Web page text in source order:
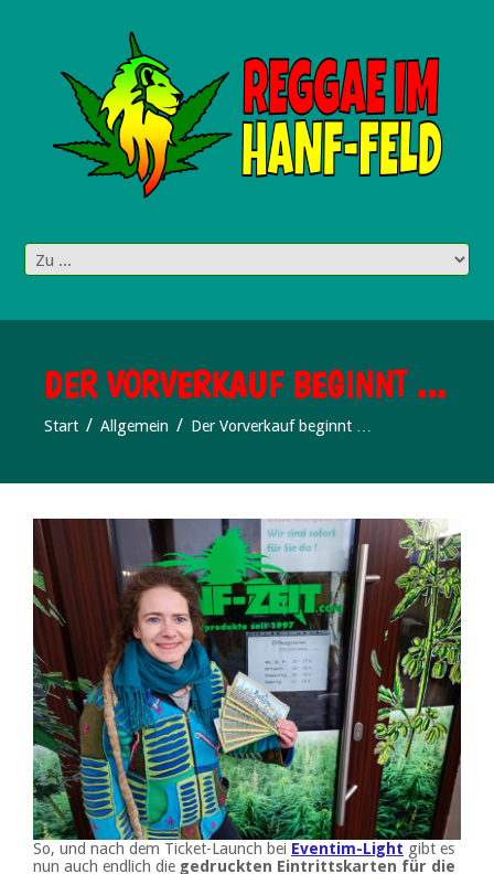
DER VORVERKAUF BEGINNT …
Start Allgemein Der Vorverkauf beginnt …
So, und nach dem Ticket-Launch bei Eventim-Light gibt es
nun auch endlich die gedruckten Eintrittskarten für die